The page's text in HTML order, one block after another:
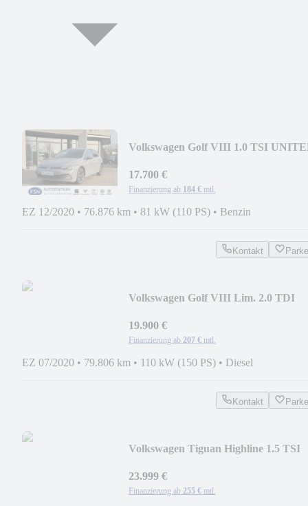
Volkswagen Golf VIII 1.0 TSI
17.700 €
Finanzierung ab 184 € mtl.
EZ 12/2020 • 76.876 km • 81 kW (110 PS) • Benzin
Kontakt
Volkswagen Golf VIII Lim. 2.0 TDI
19.900 €
Finanzierung ab 207 € mtl.
EZ 07/2020 • 79.806 km • 110 kW (150 PS) • Diesel
Kontakt
Volkswagen Tiguan Highline 1.5 TSI
23.999 €
Finanzierung ab 255 € mtl.